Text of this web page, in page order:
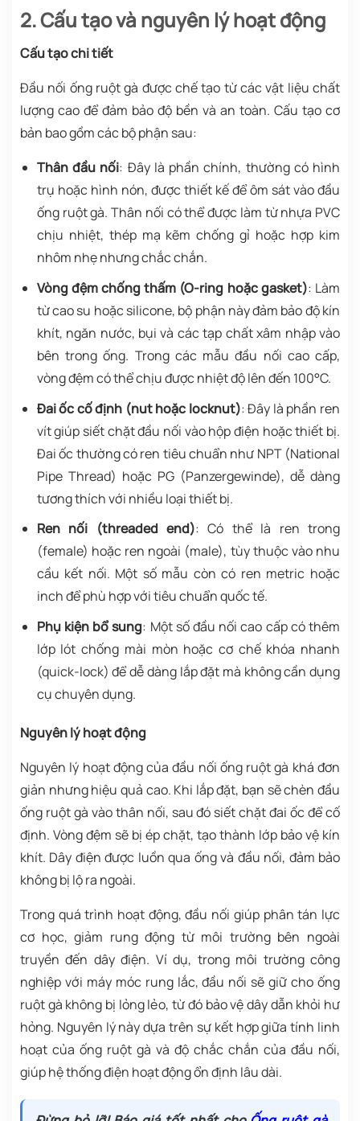
2. Cấu tạo và nguyên lý hoạt động
Cấu tạo chi tiết
Đầu nối ống ruột gà được chế tạo từ các vật liệu chất
lượng cao để đảm bảo độ bền và an toàn. Cấu tạo cơ
bản bao gồm các bộ phận sau:
Thân đầu nối: Đây là phần chính, thường có hình
trụ hoặc hình nón, được thiết kế để ôm sát vào đầu
ống ruột gà. Thân nối có thể được làm từ nhựa PVC
chịu nhiệt, thép mạ kẽm chống gỉ hoặc hợp kim
nhôm nhẹ nhưng chắc chắn.
Vòng đệm chống thấm (O-ring hoặc gasket): Làm
từ cao su hoặc silicone, bộ phận này đảm bảo độ kín
khít, ngăn nước, bụi và các tạp chất xâm nhập vào
bên trong ống. Trong các mẫu đầu nối cao cấp,
vòng đệm có thể chịu được nhiệt độ lên đến 100°C.
Đai ốc cố định (nut hoặc locknut): Đây là phần ren
vít giúp siết chặt đầu nối vào hộp điện hoặc thiết bị.
Đai ốc thường có ren tiêu chuẩn như NPT (National
Pipe Thread) hoặc PG (Panzergewinde), dễ dàng
tương thích với nhiều loại thiết bị.
Ren nối (threaded end): Có thể là ren trong
(female) hoặc ren ngoài (male), tùy thuộc vào nhu
cầu kết nối. Một số mẫu còn có ren metric hoặc
inch để phù hợp với tiêu chuẩn quốc tế.
Phụ kiện bổ sung: Một số đầu nối cao cấp có thêm
lớp lót chống mài mòn hoặc cơ chế khóa nhanh
(quick-lock) để dễ dàng lắp đặt mà không cần dụng
cụ chuyên dụng.
Nguyên lý hoạt động
Nguyên lý hoạt động củađầu nối ống ruột gà khá đơn
giản nhưng hiệu quả cao. Khi lắp đặt, bạn sẽ chèn đầu
ống ruột gà vào thân nối, sau đó siết chặt đai ốc để cố
định. Vòng đệm sẽ bị ép chặt, tạo thành lớp bảo vệ kín
khít. Dây điện được luồn qua ống và đầu nối, đảm bảo
không bị lộ ra ngoài.
Trong quá trình hoạt động, đầu nối giúp phân tán lực
cơ học, giảm rung động từ môi trường bên ngoài
truyền đến dây điện. Ví dụ, trong môi trường công
nghiệp với máy móc rung lắc, đầu nối sẽ giữ cho ống
ruột gà không bị lỏng lẻo, từ đó bảo vệ dây dẫn khỏi hư
hỏng. Nguyên lý này dựa trên sự kết hợp giữa tính linh
hoạt của ống ruột gà và độ chắc chắn của đầu nối,
giúp hệ thống điện hoạt động ổn định lâu dài.